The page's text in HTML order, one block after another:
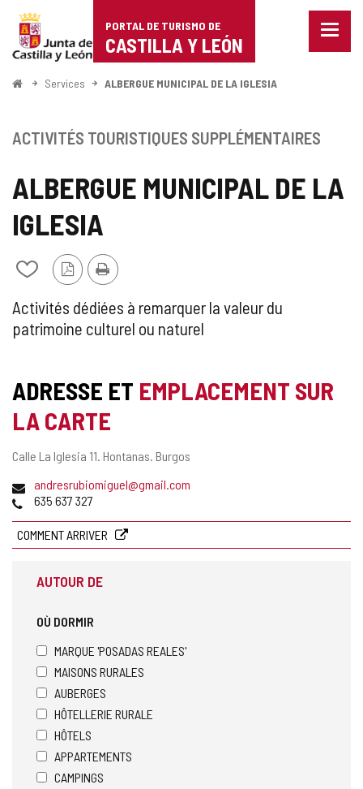
Portal
de
Turismo
Castilla
León
PORTAL DE TURISMO DE
CASTILLA Y LEÓN
Menu
<
Services ALBERGUE MUNICIPAL DE LA IGLESIA
ALBERGUE MUNICIPAL DE LA
IGLESIA
Ajouter/retirer
contenu
de
cahiers
Version
PDF
Imprimer
ACTIVITÉS TOURISTIQUES SUPPLÉMENTAIRES
ACTIVITÉ
TOURISTIQUE
Activités dédiées à remarquer la valeur du
patrimoine culturel ou naturel
ADRESSE ET EMPLACEMENT SUR
LA CARTE
Adresse
Calle La Iglesia 11. Hontanas. Burgos
Adresse
de
électronique
andresrubiomiguel@gmail.com
Téléphones
635 637 327
COMMENT ARRIVER
AUTOUR DE
OÙ DORMIR
MARQUE 'POSADAS REALES'
MAISONS RURALES
AUBERGES
HÔTELLERIE RURALE
HÔTELS
APPARTEMENTS
CAMPINGS